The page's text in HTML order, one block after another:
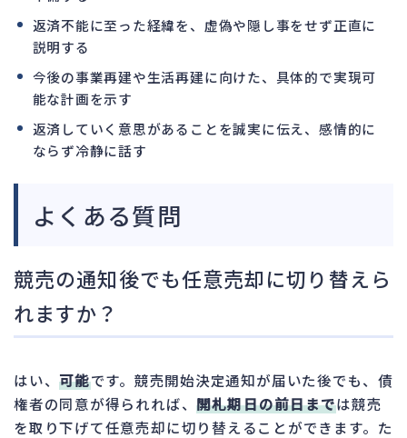
返済不能に至った経緯を、虚偽や隠し事をせず正直に
説明する
今後の事業再建や生活再建に向けた、具体的で実現可
能な計画を示す
返済していく意思があることを誠実に伝え、感情的に
ならず冷静に話す
よくある質問
競売の通知後でも任意売却に切り替えら
れますか？
はい、可能です。競売開始決定通知が届いた後でも、債
権者の同意が得られれば、開札期日の前日までは競売
を取り下げて任意売却に切り替えることができます。た